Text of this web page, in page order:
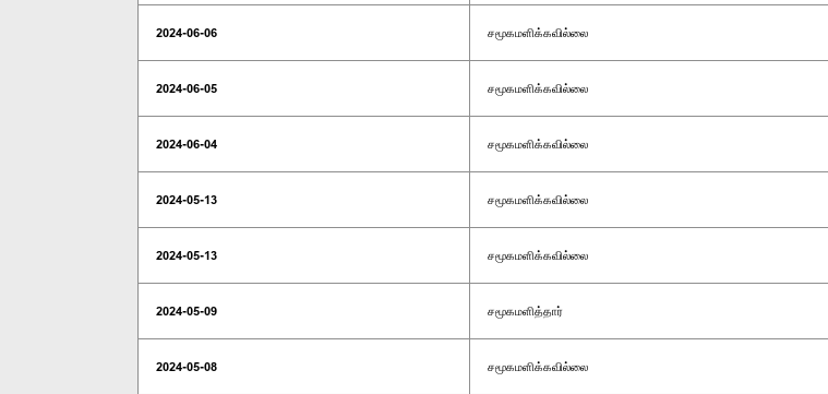
2024-06-06 சமூகமளிக்கவில்லை
2024-06-05 சமூகமளிக்கவில்லை
2024-06-04 சமூகமளிக்கவில்லை
2024-05-13 சமூகமளிக்கவில்லை
2024-05-13 சமூகமளிக்கவில்லை
2024-05-09 சமூகமளித்தார்
2024-05-08 சமூகமளிக்கவில்லை